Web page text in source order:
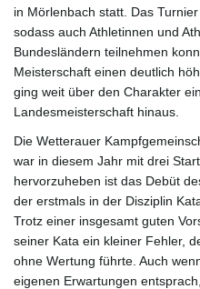
in Mörlenbach statt. Das
sodass auch Athletinnen und
Bundesländern teilnehmen
Meisterschaft einen deutlich
ging weit über den Charakter
Landesmeisterschaft hinaus.
Die Wetterauer
war in diesem Jahr mit drei
hervorzuheben ist das Debüt
der erstmals in der Disziplin
Trotz einer insgesamt guten
seiner Kata ein kleiner Fehler,
ohne Wertung führte. Auch
eigenen Erwartungen